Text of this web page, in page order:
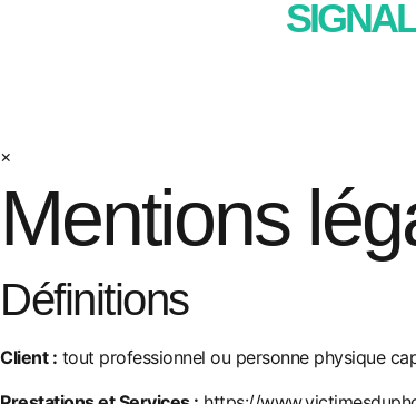
×
Mentions
Définitions
Client : tout professionnel ou personne physique